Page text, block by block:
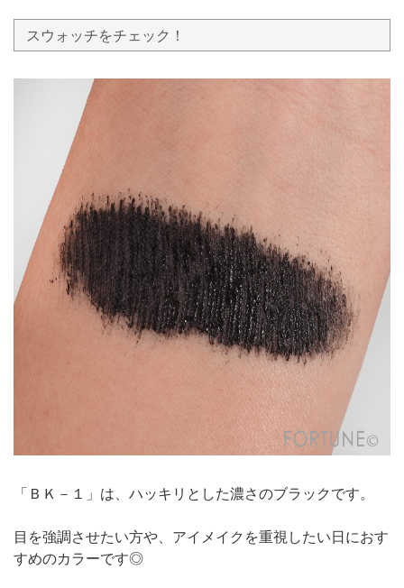
スウォッチをチェック！
「ＢＫ－１」は、ハッキリとした濃さのブラックです。
目を強調させたい方や、アイメイクを重視したい日におす
すめのカラーです◎